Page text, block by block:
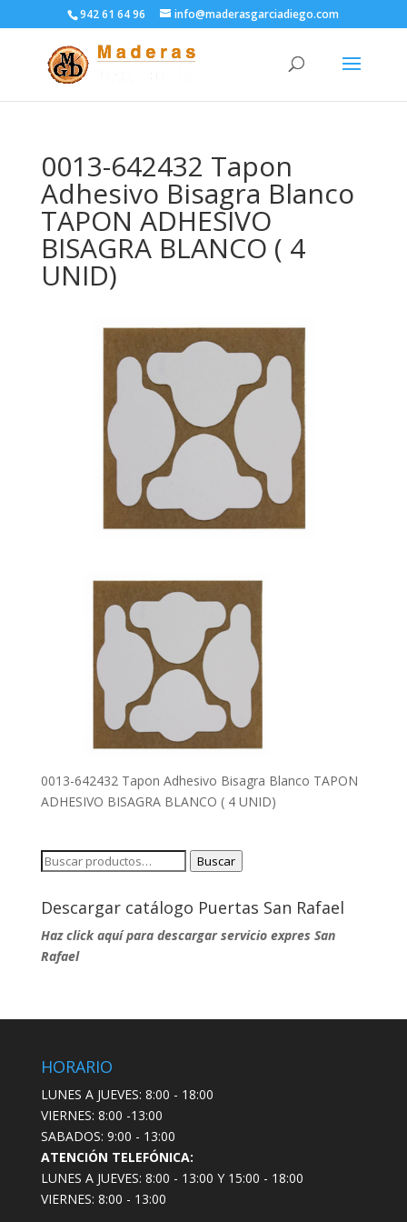
942 61 64 96 info@maderasgarciadiego.com
0013-642432 Tapon
Adhesivo Bisagra Blanco
TAPON ADHESIVO
BISAGRA BLANCO ( 4
UNID)
0013-642432 Tapon Adhesivo Bisagra Blanco TAPON
ADHESIVO BISAGRA BLANCO ( 4 UNID)
Buscar
Buscar
Descargar catálogo Puertas San Rafael
Haz click aquí para descargar servicio expres San
Rafael
HORARIO
LUNES A JUEVES: 8:00 - 18:00
VIERNES: 8:00 -13:00
SABADOS: 9:00 - 13:00
ATENCIÓN TELEFÓNICA:
LUNES A JUEVES: 8:00 - 13:00 Y 15:00 - 18:00
VIERNES: 8:00 - 13:00